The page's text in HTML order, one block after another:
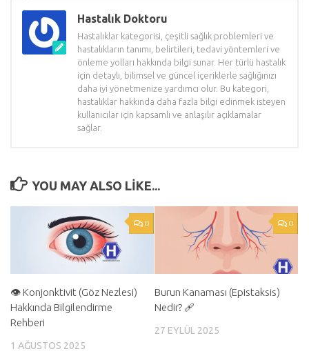
Hastalık Doktoru
Hastalıklar kategorisi, çeşitli sağlık problemleri ve
hastalıkların tanımı, belirtileri, tedavi yöntemleri ve
önleme yolları hakkında bilgi sunar. Her türlü hastalık
için detaylı, bilimsel ve güncel içeriklerle sağlığınızı
daha iyi yönetmenize yardımcı olur. Bu kategori,
hastalıklar hakkında daha fazla bilgi edinmek isteyen
kullanıcılar için kapsamlı ve anlaşılır açıklamalar
sağlar.
YOU MAY ALSO LIKE...
0
👁️ Konjonktivit (Göz Nezlesi)
Hakkında Bilgilendirme
Rehberi
1 AĞUSTOS 2025
0
Burun Kanaması (Epistaksis)
Nedir? 🩹
27 EYLÜL 2025